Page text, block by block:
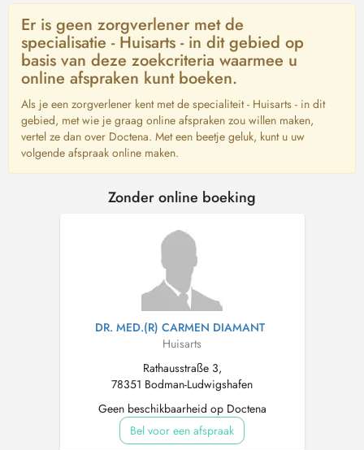
Er is geen zorgverlener met de
specialisatie - Huisarts - in dit gebied op
basis van deze zoekcriteria waarmee u
online afspraken kunt boeken.
Als je een zorgverlener kent met de specialiteit - Huisarts - in dit
gebied, met wie je graag online afspraken zou willen maken,
vertel ze dan over Doctena. Met een beetje geluk, kunt u uw
volgende afspraak online maken.
Zonder online boeking
DR. MED.(R) CARMEN DIAMANT
Huisarts
Rathausstraße 3,
78351 Bodman-Ludwigshafen
Geen beschikbaarheid op Doctena
Bel voor een afspraak